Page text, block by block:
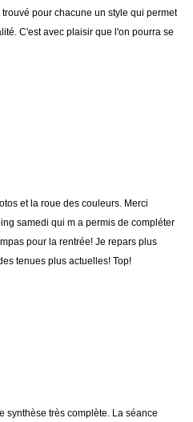
pour chacune un style qui permet
C'est avec plaisir que l'on pourra se
et la roue des couleurs. Merci
samedi qui m a permis de compléter
pour la rentrée! Je repars plus
tenues plus actuelles! Top!
synthèse très complète. La séance